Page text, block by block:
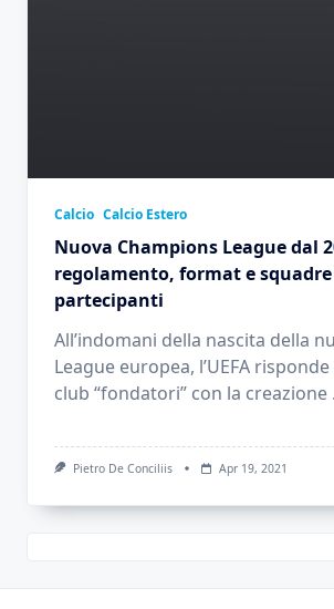
Calcio Calcio Estero
Nuova Champions League dal
regolamento, format e squadre
partecipanti
All’indomani della nascita della
League europea, l’UEFA
club “fondatori” con la creazione
Pietro De Conciliis Apr 19, 2021